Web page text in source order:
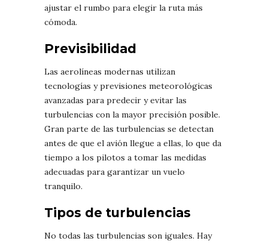
ajustar el rumbo para elegir la ruta más
cómoda.
Previsibilidad
Las aerolíneas modernas utilizan
tecnologías y previsiones meteorológicas
avanzadas para predecir y evitar las
turbulencias con la mayor precisión posible.
Gran parte de las turbulencias se detectan
antes de que el avión llegue a ellas, lo que da
tiempo a los pilotos a tomar las medidas
adecuadas para garantizar un vuelo
tranquilo.
Tipos de turbulencias
No todas las turbulencias son iguales. Hay